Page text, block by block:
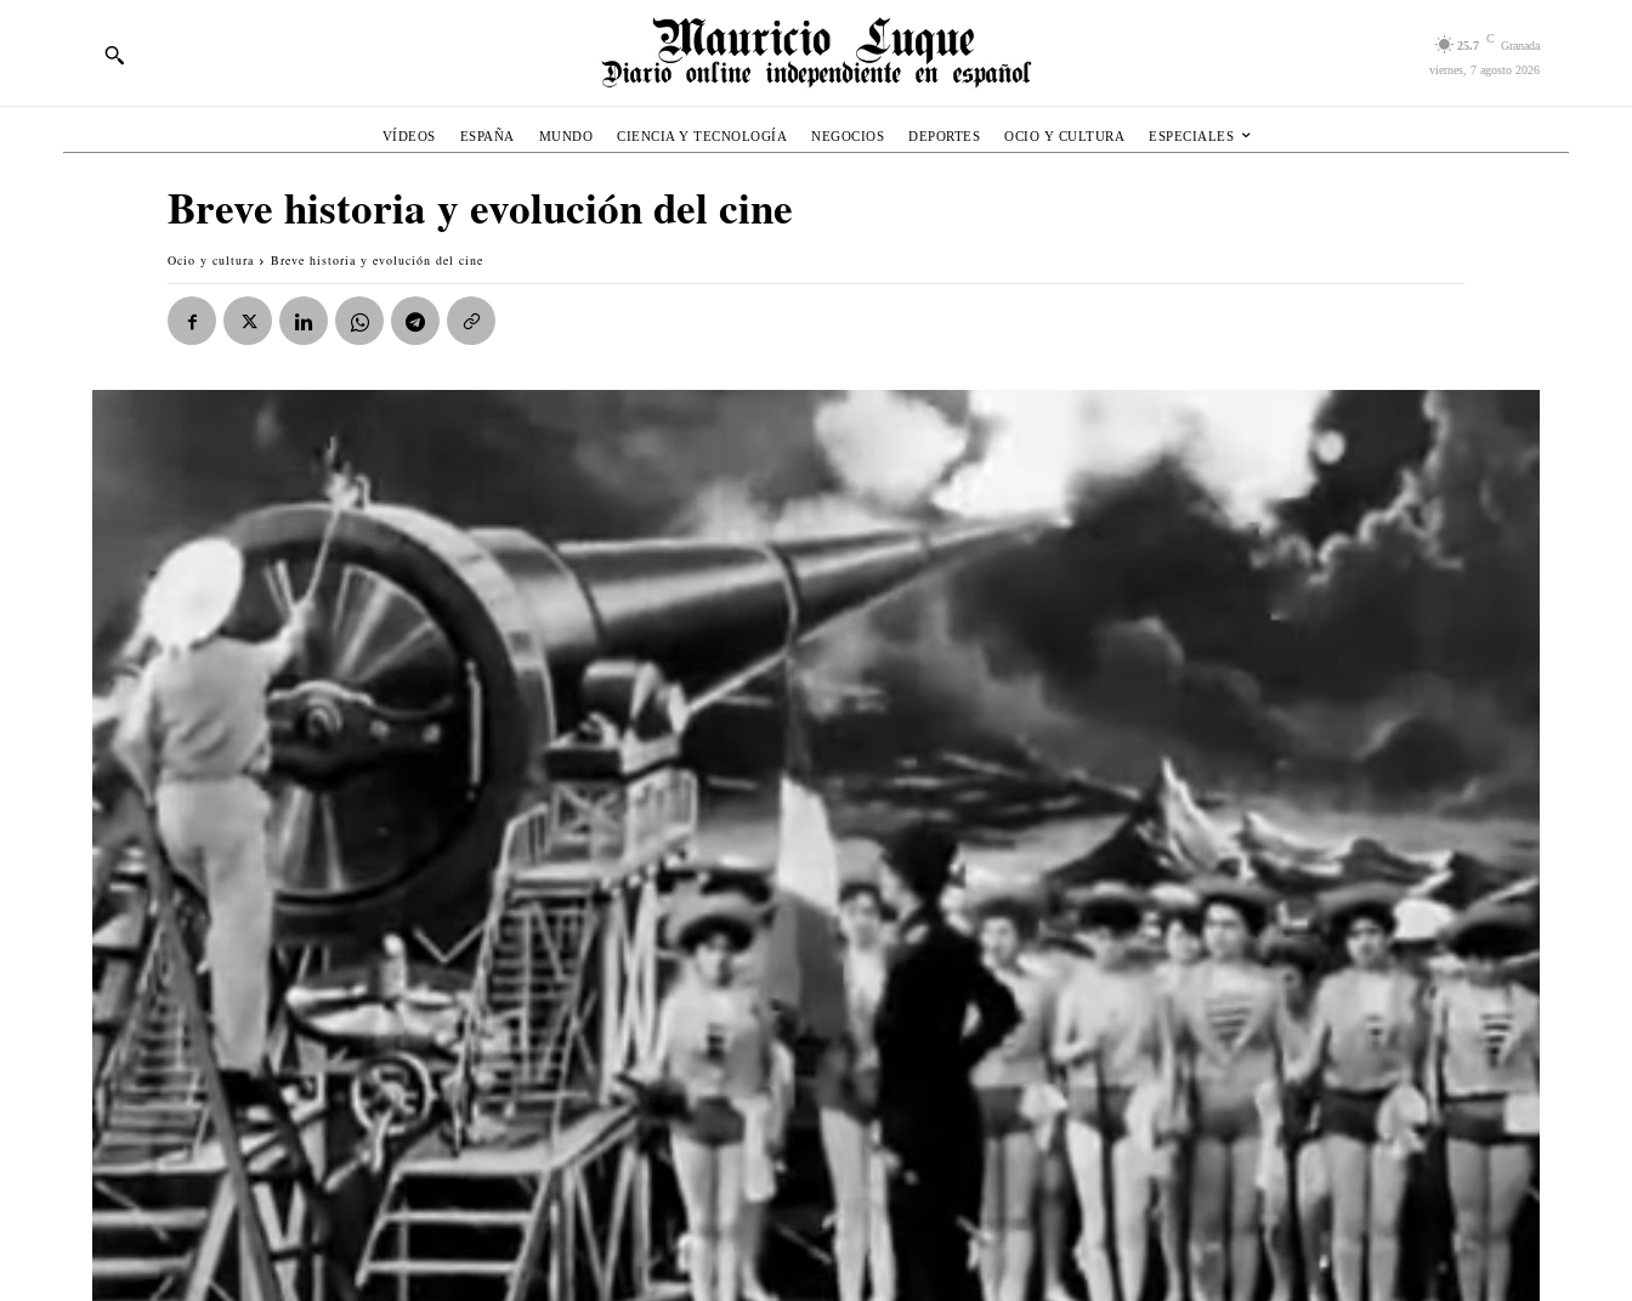
25.7
C
Granada
viernes, 7 agosto 2026
VÍDEOS ESPAÑA MUNDO CIENCIA Y TECNOLOGÍA NEGOCIOS DEPORTES OCIO Y CULTURA ESPECIALES
Breve historia y evolución del cine
Ocio y cultura Breve historia y evolución del cine